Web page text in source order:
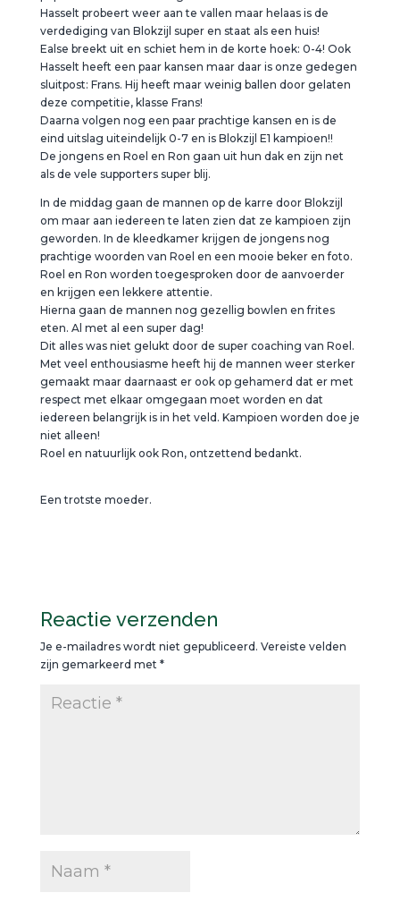
Hasselt probeert weer aan te vallen maar helaas is de
verdediging van Blokzijl super en staat als een huis!
Ealse breekt uit en schiet hem in de korte hoek: 0-4! Ook
Hasselt heeft een paar kansen maar daar is onze gedegen
sluitpost: Frans. Hij heeft maar weinig ballen door gelaten
deze competitie, klasse Frans!
Daarna volgen nog een paar prachtige kansen en is de
eind uitslag uiteindelijk 0-7 en is Blokzijl E1 kampioen!!
De jongens en Roel en Ron gaan uit hun dak en zijn net
als de vele supporters super blij.
In de middag gaan de mannen op de karre door Blokzijl
om maar aan iedereen te laten zien dat ze kampioen zijn
geworden. In de kleedkamer krijgen de jongens nog
prachtige woorden van Roel en een mooie beker en foto.
Roel en Ron worden toegesproken door de aanvoerder
en krijgen een lekkere attentie.
Hierna gaan de mannen nog gezellig bowlen en frites
eten. Al met al een super dag!
Dit alles was niet gelukt door de super coaching van Roel.
Met veel enthousiasme heeft hij de mannen weer sterker
gemaakt maar daarnaast er ook op gehamerd dat er met
respect met elkaar omgegaan moet worden en dat
iedereen belangrijk is in het veld. Kampioen worden doe je
niet alleen!
Roel en natuurlijk ook Ron, ontzettend bedankt.
Een trotste moeder.
Reactie verzenden
Je e-mailadres wordt niet gepubliceerd. Vereiste velden
zijn gemarkeerd met *